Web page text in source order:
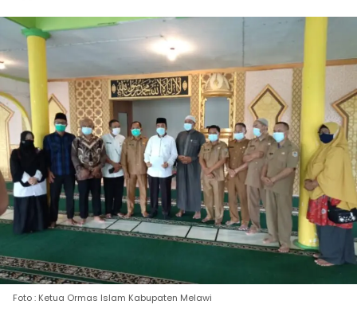
Foto : Ketua Ormas Islam Kabupaten Melawi